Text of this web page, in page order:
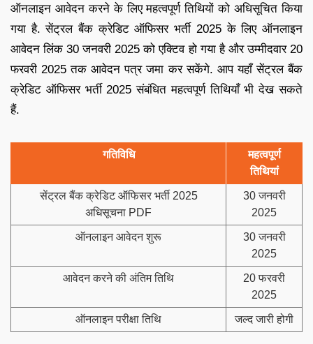
ऑनलाइन आवेदन करने के लिए महत्वपूर्ण तिथियों को अधिसूचित किया
गया है. सेंट्रल बैंक क्रेडिट ऑफिसर भर्ती 2025 के लिए ऑनलाइन
आवेदन लिंक 30 जनवरी 2025 को एक्टिव हो गया है और उम्मीदवार 20
फरवरी 2025 तक आवेदन पत्र जमा कर सकेंगे. आप यहाँ सेंट्रल बैंक
क्रेडिट ऑफिसर भर्ती 2025 संबंधित महत्वपूर्ण तिथियाँ भी देख सकते
हैं.
गतिविधि
महत्वपूर्ण
तिथियां
सेंट्रल बैंक क्रेडिट ऑफिसर भर्ती 2025
अधिसूचना PDF
30 जनवरी
2025
ऑनलाइन आवेदन शुरू
30 जनवरी
2025
आवेदन करने की अंतिम तिथि
20 फरवरी
2025
ऑनलाइन परीक्षा तिथि जल्द जारी होगी